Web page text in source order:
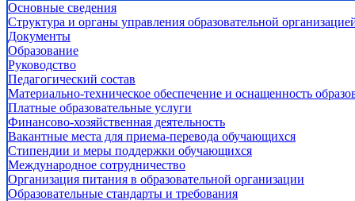
Основные сведения
Структура и органы управления образовательной
Документы
Образование
Руководство
Педагогический состав
Материально-техническое обеспечение и оснащенность
Платные образовательные услуги
Финансово-хозяйственная деятельность
Вакантные места для приема-перевода обучающихся
Стипендии и меры поддержки обучающихся
Международное сотрудничество
Организация питания в образовательной организации
Образовательные стандарты и требования